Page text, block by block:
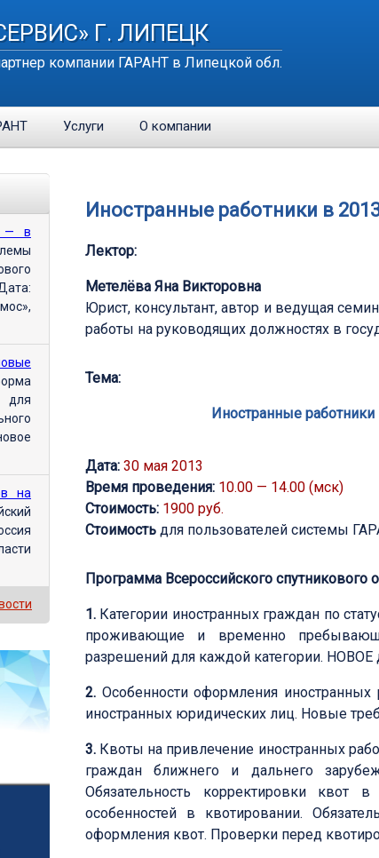
Г. ЛИПЕЦК
компании ГАРАНТ в Липецкой обл.
Услуги О компании
Иностранные работники в
Лектор:
Метелёва Яна Викторовна
Юрист, консультант, автор и ведущая
работы на руководящих должностях в
Тема:
Иностранные работники
Дата: 30 мая 2013
Время проведения: 10.00 — 14.00 (мск)
Стоимость: 1900 руб.
Стоимость для пользователей системы
Программа Всероссийского спутникового
1. Категории иностранных граждан по
проживающие и временно
разрешений для каждой категории.
2. Особенности оформления иностранных
иностранных юридических лиц. Новые
3. Квоты на привлечение иностранных
граждан ближнего и дальнего
Обязательность корректировки квот
особенностей в квотировании.
оформления квот. Проверки перед
— в
для
на